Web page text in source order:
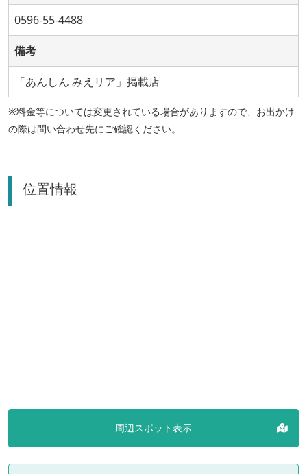
0596-55-4488
備考
「あんしん みえリア」掲載店
※料金等については変更されている場合がありますので、お出かけ
の際は問い合わせ先にご確認ください。
位置情報
周辺スポット表示